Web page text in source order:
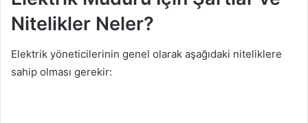
Nitelikler Neler?
Elektrik yöneticilerinin genel olarak aşağıdaki niteliklere
sahip olması gerekir: